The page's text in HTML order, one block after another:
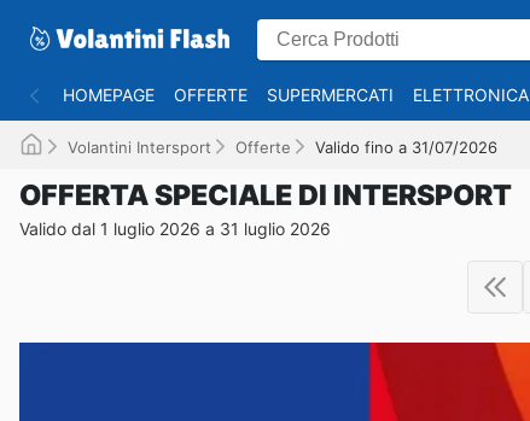
HOMEPAGE OFFERTE SUPERMERCATI ELETTRONICA
Volantini Intersport Offerte Valido fino a 31/07/2026
OFFERTA SPECIALE DI INTERSPORT
Valido dal 1 luglio 2026 a 31 luglio 2026